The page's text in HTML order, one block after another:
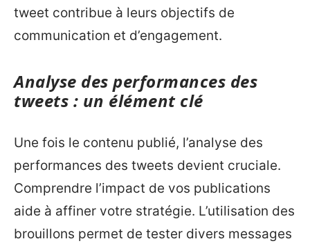
tweet contribue à leurs objectifs de
communication et d’engagement.
Analyse des performances des
tweets : un élément clé
Une fois le contenu publié, l’analyse des
performances des tweets devient cruciale.
Comprendre l’impact de vos publications
aide à affiner votre stratégie. L’utilisation des
brouillons permet de tester divers messages